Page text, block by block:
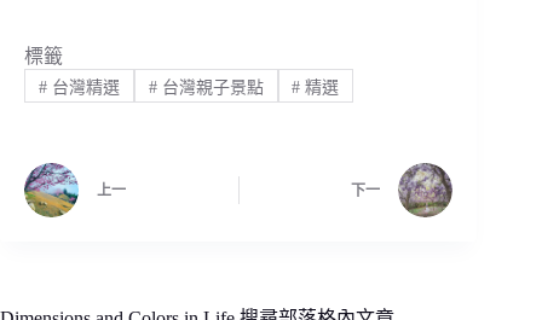
標籤
#台灣精選 #台灣親子景點 # 精選
上一 下一